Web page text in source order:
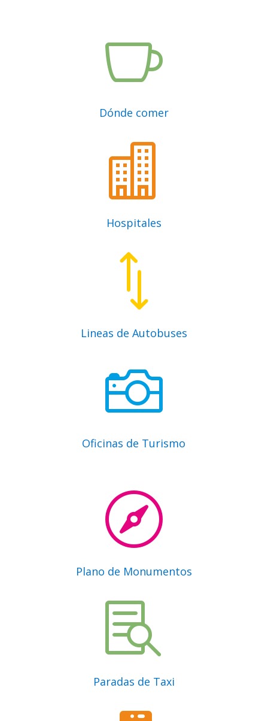

Dónde comer

Hospitales
*
Lineas de Autobuses

Oficinas de Turismo

Plano de Monumentos

Paradas de Taxi